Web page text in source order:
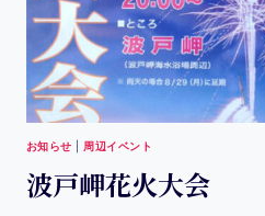
お知らせ 周辺イベント
波戸岬花火大会